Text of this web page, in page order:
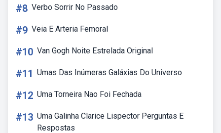
#8 Verbo Sorrir No Passado
#9 Veia E Arteria Femoral
#10 Van Gogh Noite Estrelada Original
#11 Umas Das Inúmeras Galáxias Do Universo
#12 Uma Torneira Nao Foi Fechada
#13 Uma Galinha Clarice Lispector Perguntas E
Respostas